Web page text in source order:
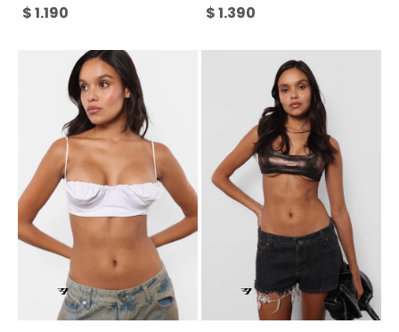
$1.190 $1.390